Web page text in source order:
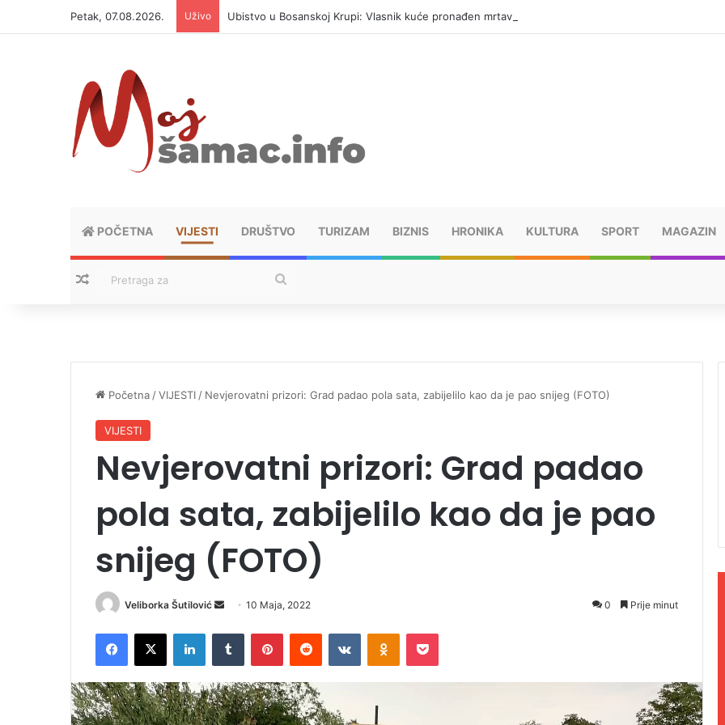
Petak, 07.08.2026. Uživo Ubistvo u Bosanskoj Krupi: Vlasnik kuće pronađen mrtav, uhapšen osumnjičeni
POČETNA VIJESTI DRUŠTVO TURIZAM BIZNIS HRONIKA KULTURA SPORT MAGAZIN
Nasumični tekstovi
Početna /VIJESTI / Nevjerovatni prizori: Grad padao pola sata, zabijelilo kao da je pao snijeg (FOTO)
VIJESTI
Nevjerovatni prizori: Grad padao
pola sata, zabijelilo kao da je pao
snijeg (FOTO)
Veliborka Šutilović
n
d
a
n
e
10 Maja, 2022 0 Prije minut